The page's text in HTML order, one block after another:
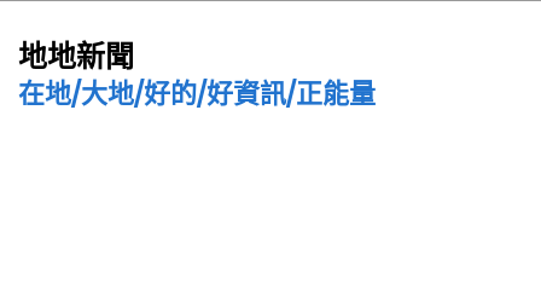
地地新聞
在地/大地/好的/好資訊/正能量